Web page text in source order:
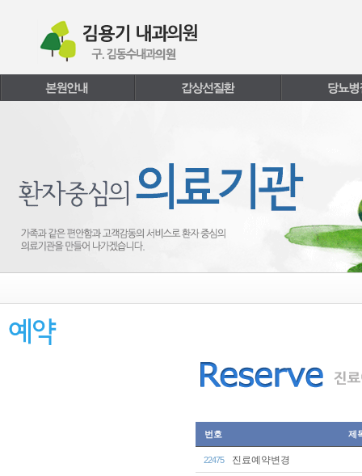
번호 제
22475 진료예약변경